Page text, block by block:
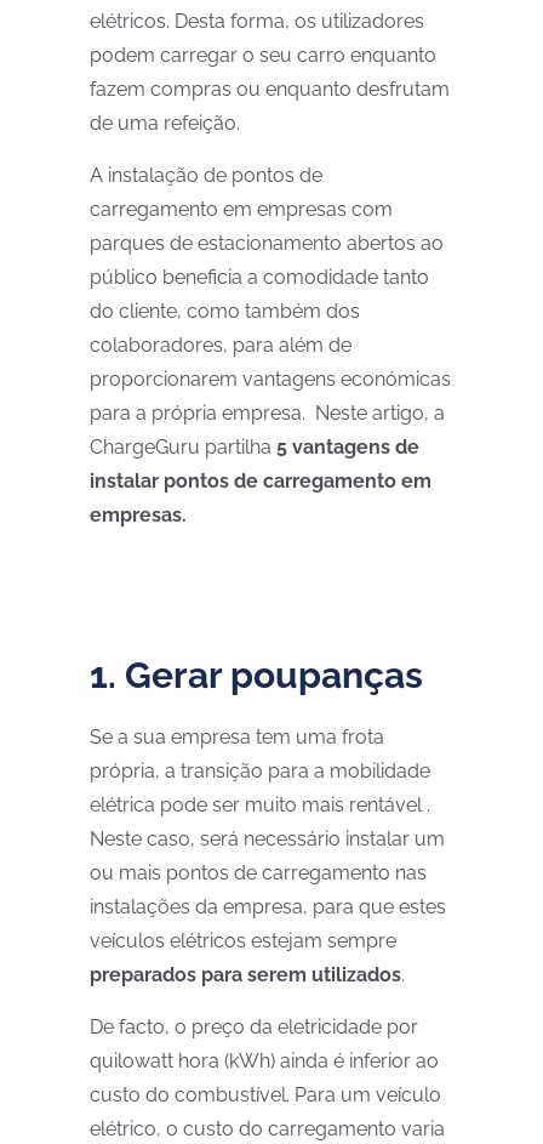
elétricos. Desta forma, os utilizadores
podem carregar o seu carro enquanto
fazem compras ou enquanto desfrutam
de uma refeição.
A instalação de pontos de
carregamento em empresas com
parques de estacionamento abertos ao
público beneficia a comodidade tanto
do cliente, como também dos
colaboradores, para além de
proporcionarem vantagens económicas
para a própria empresa. Neste artigo, a
ChargeGuru partilha 5 vantagens de
instalar pontos de carregamento em
empresas.
1. Gerar poupanças
Se a sua empresa tem uma frota
própria, a transição para a mobilidade
elétrica pode ser muito mais rentável .
Neste caso, será necessário instalar um
ou mais pontos de carregamento nas
instalações da empresa, para que estes
veículos elétricos estejam sempre
preparados para serem utilizados.
De facto, o preço da eletricidade por
quilowatt hora (kWh) ainda é inferior ao
custo do combustível. Para um veículo
elétrico, o custo do carregamento varia